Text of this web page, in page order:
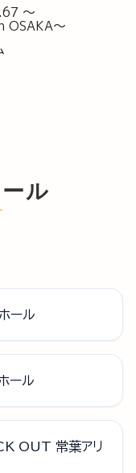
～
ル
ール
ール
OUT 常葉アリ